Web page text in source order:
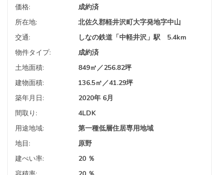
価格:
成約済
所在地:
北佐久郡軽井沢町大字発地字中山
交通:
しなの鉄道「中軽井沢」駅 5.4km
物件タイプ:
成約済
土地面積:
849㎡／256.82坪
建物面積:
136.5㎡／41.29坪
築年月日:
2020年 6月
間取り:
4LDK
用途地域:
第一種低層住居専用地域
地目:
原野
建ぺい率:
20 ％